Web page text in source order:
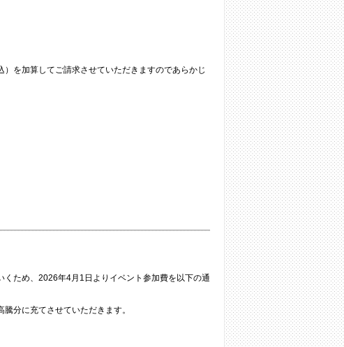
を加算してご請求させていただきますのであらかじ
くため、2026年4月1日よりイベント参加費を以下の通
分に充てさせていただきます。